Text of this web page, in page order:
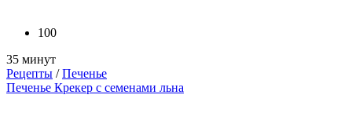
100
35 минут
Рецепты /Печенье
Печенье Крекер с семенами льна